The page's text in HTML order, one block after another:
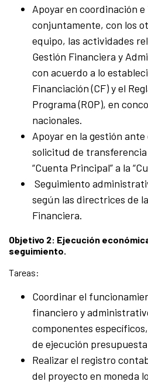
Apoyar en coordinación e
conjuntamente, con los
equipo, las actividades
Gestión Financiera y
con acuerdo a lo
Financiación (CF) y el
Programa (ROP), en
nacionales.
Apoyar en la gestión ante
solicitud de transferencia
“Cuenta Principal” a la
Seguimiento
según las directrices de
Financiera.
Objetivo 2: Ejecución
seguimiento.
Tareas:
Coordinar el
financiero y
componentes
de ejecución
Realizar el registro
del proyecto en moneda